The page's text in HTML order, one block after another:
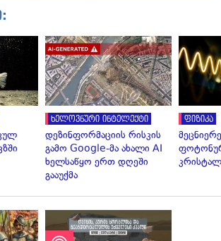
ხელოვნური ინტელექტი
დეზინფორმაციის რისკის
გამო Google-მა ახალი AI
ხელსაწყო ერთ დღეში
გააუქმა
ფიზიკა